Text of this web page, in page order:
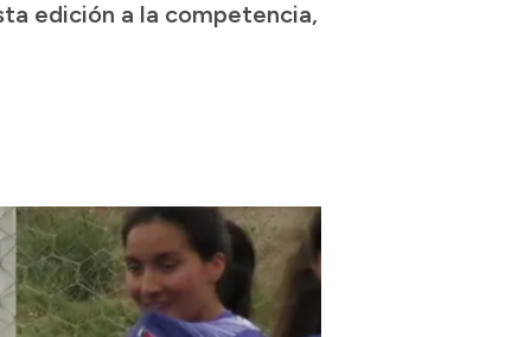
edición a la competencia,